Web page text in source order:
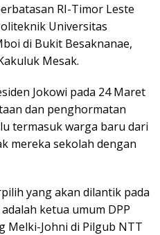
RI-Timor Leste
Universitas
di Bukit Besaknanae,
Mesak.
Jokowi pada 24 Maret
dan penghormatan
termasuk warga baru dari
mereka sekolah dengan
yang akan dilantik pada
ketua umum DPP
Melki-Johni di Pilgub NTT